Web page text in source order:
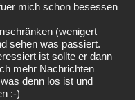
mich schon besessen
(wenigert
sehen was passiert.
ist sollte er dann
mehr Nachrichten
denn los ist und
:-)